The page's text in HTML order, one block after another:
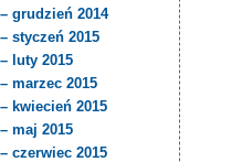
grudzień 2014
styczeń 2015
luty 2015
marzec 2015
kwiecień 2015
maj 2015
czerwiec 2015